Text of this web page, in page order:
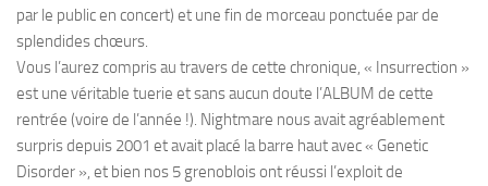
par le public en concert) et une fin de morceau ponctuée par de
splendides chœurs.
Vous l’aurez compris au travers de cette chronique, « Insurrection »
est une véritable tuerie et sans aucun doute l’ALBUM de cette
rentrée (voire de l’année !). Nightmare nous avait agréablement
surpris depuis 2001 et avait placé la barre haut avec « Genetic
Disorder », et bien nos 5 grenoblois ont réussi l’exploit de